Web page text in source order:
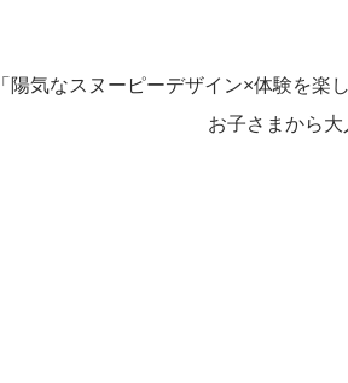
「陽気なスヌーピーデザイン×体験を楽
お子さまから